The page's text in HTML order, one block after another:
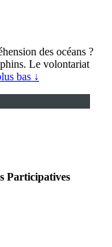
des océans ?
Le volontariat
bas ↓
Participatives